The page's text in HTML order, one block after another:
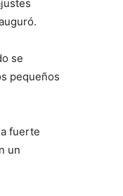
se
pequeños
fuerte
un